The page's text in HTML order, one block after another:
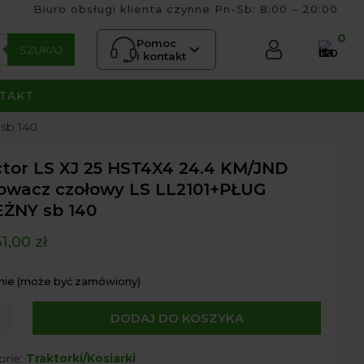
Biuro obsługi klienta czynne Pn-Sb: 8:00 – 20:00
SZUKAJ
Pomoc
i kontakt
0
140
LS XJ 25 HST4X4 24.4 KM/JND
czołowy LS LL2101+PŁUG
sb 140
zł
(może być zamówiony)
DODAJ DO KOSZYKA
Traktorki/Kosiarki